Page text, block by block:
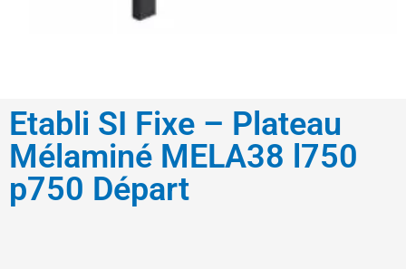
Etabli SI Fixe – Plateau
Mélaminé MELA38 l750
p750 Départ